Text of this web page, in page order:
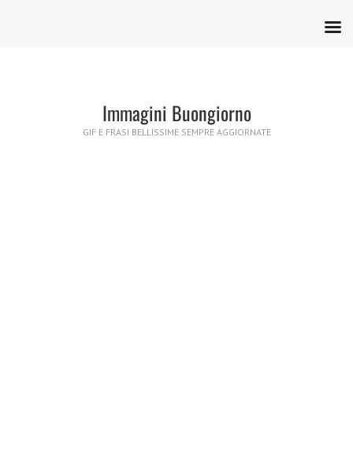
Immagini Buongiorno
GIF E FRASI BELLISSIME SEMPRE AGGIORNATE